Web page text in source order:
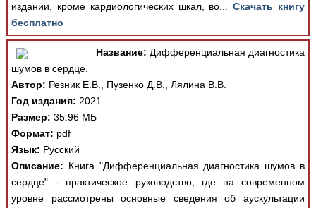
издании, кроме кардиологических шкал, во...Скачать книгу
бесплатно
Название: Дифференциальная диагностика
шумов в сердце.
Автор: Резник Е.В., Пузенко Д.В., Лялина В.В.
Год издания: 2021
Размер: 35.96 МБ
Формат: pdf
Язык: Русский
Описание: Книга "Дифференциальная диагностика шумов в
сердце" - практическое руководство, где на современном
уровне рассмотрены основные сведения об аускультации